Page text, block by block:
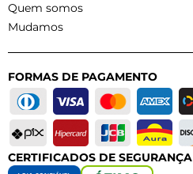
Quem somos
Mudamos
FORMAS DE PAGAMENTO
CERTIFICADOS DE SEGURANÇA